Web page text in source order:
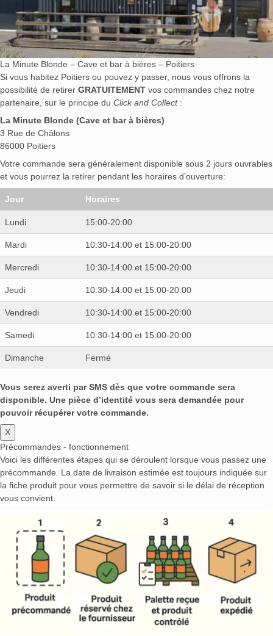
La Minute Blonde – Cave et bar à bières – Poitiers
Si vous habitez Poitiers ou pouvez y passer, nous vous offrons la
possibilité de retirer GRATUITEMENT vos commandes chez notre
partenaire, sur le principe du Click and Collect:
La Minute Blonde (Cave et bar à bières)
3 Rue de Châlons
86000 Poitiers
Votre commande sera généralement disponible sous 2 jours ouvrables
et vous pourrez la retirer pendant les horaires d’ouverture:
Jour Horaires
Lundi 15:00-20:00
Mardi 10:30-14:00 et 15:00-20:00
Mercredi 10:30-14:00 et 15:00-20:00
Jeudi 10:30-14:00 et 15:00-20:00
Vendredi 10:30-14:00 et 15:00-20:00
Samedi 10:30-14:00 et 15:00-20:00
Dimanche Fermé
Vous serez averti par SMS dès que votre commande sera
disponible. Une pièce d’identité vous sera demandée pour
pouvoir récupérer votre commande.
X
Précommandes - fonctionnement
Voici les différentes étapes qui se déroulent lorsque vous passez une
précommande. La date de livraison estimée est toujours indiquée sur
la fiche produit pour vous permettre de savoir si le délai de réception
vous convient.